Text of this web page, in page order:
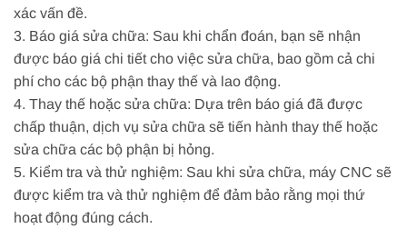
xác vấn đề.
3. Báo giá sửa chữa: Sau khi chẩn đoán, bạn sẽ nhận
được báo giá chi tiết cho việc sửa chữa, bao gồm cả chi
phí cho các bộ phận thay thế và lao động.
4. Thay thế hoặc sửa chữa: Dựa trên báo giá đã được
chấp thuận, dịch vụ sửa chữa sẽ tiến hành thay thế hoặc
sửa chữa các bộ phận bị hỏng.
5. Kiểm tra và thử nghiệm: Sau khi sửa chữa, máy CNC sẽ
được kiểm tra và thử nghiệm để đảm bảo rằng mọi thứ
hoạt động đúng cách.